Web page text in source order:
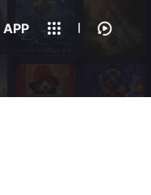
APP